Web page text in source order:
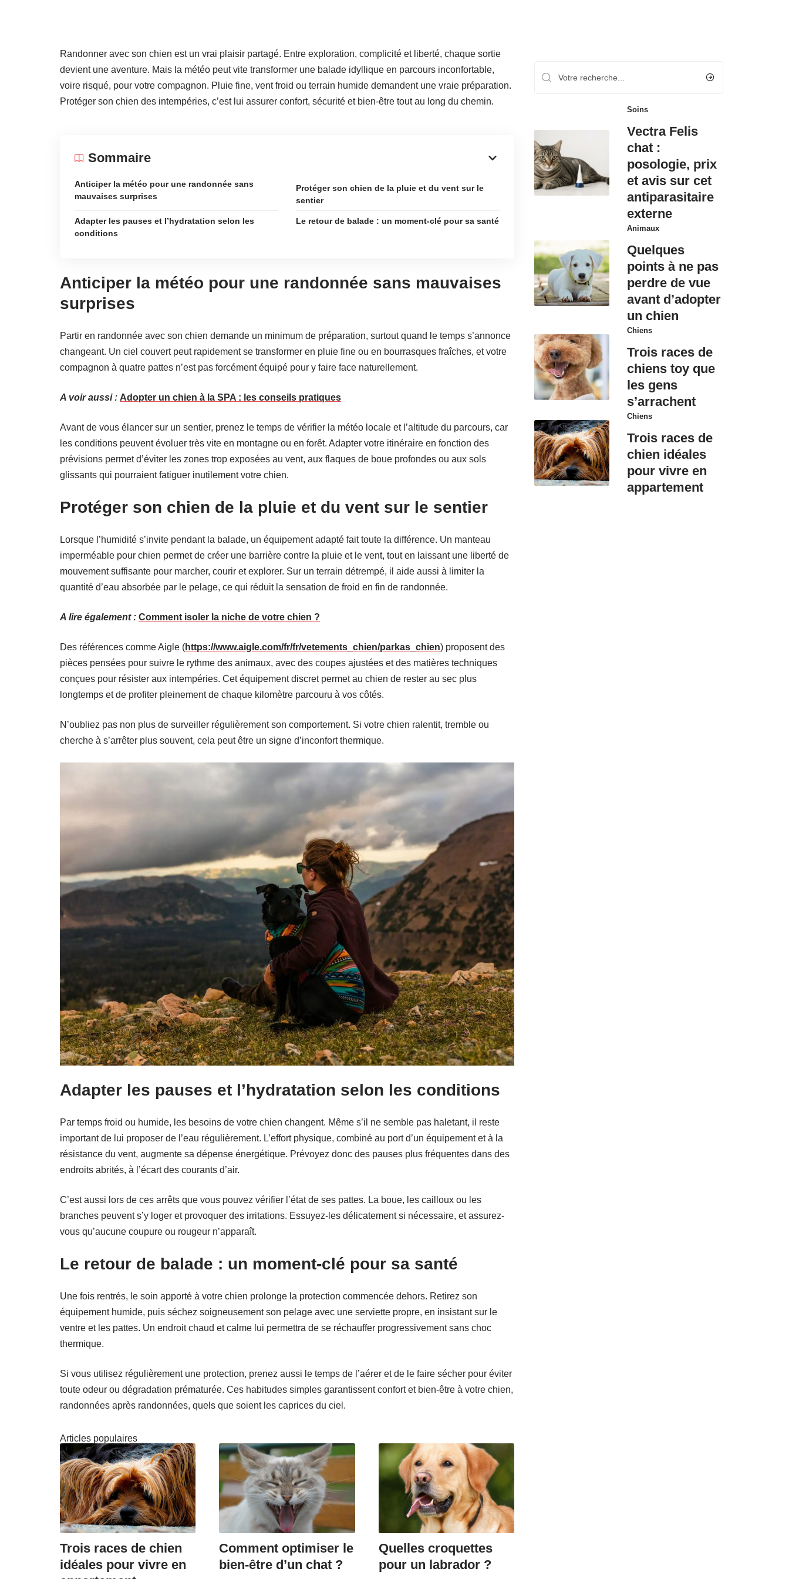
Randonner avec son chien est un vrai plaisir partagé. Entre exploration, complicité et liberté, chaque sortie
devient une aventure. Mais la météo peut vite transformer une balade idyllique en parcours inconfortable,
voire risqué, pour votre compagnon. Pluie fine, vent froid ou terrain humide demandent une vraie préparation.
Protéger son chien des intempéries, c’est lui assurer confort, sécurité et bien-être tout au long du chemin.
Sommaire
Anticiper la météo pour une randonnée sans
mauvaises surprises
Protéger son chien de la pluie et du vent sur le
sentier
Adapter les pauses et l’hydratation selon les
conditions
Le retour de balade : un moment-clé pour sa santé
Anticiper la météo pour une randonnée sans mauvaises
surprises
Partir en randonnée avec son chien demande un minimum de préparation, surtout quand le temps s’annonce
changeant. Un ciel couvert peut rapidement se transformer en pluie fine ou en bourrasques fraîches, et votre
compagnon à quatre pattes n’est pas forcément équipé pour y faire face naturellement.
A voir aussi : Adopter un chien à la SPA : les conseils pratiques
Avant de vous élancer sur un sentier, prenez le temps de vérifier la météo locale et l’altitude du parcours, car
les conditions peuvent évoluer très vite en montagne ou en forêt. Adapter votre itinéraire en fonction des
prévisions permet d’éviter les zones trop exposées au vent, aux flaques de boue profondes ou aux sols
glissants qui pourraient fatiguer inutilement votre chien.
Protéger son chien de la pluie et du vent sur le sentier
Lorsque l’humidité s’invite pendant la balade, un équipement adapté fait toute la différence. Un manteau
imperméable pour chien permet de créer une barrière contre la pluie et le vent, tout en laissant une liberté de
mouvement suffisante pour marcher, courir et explorer. Sur un terrain détrempé, il aide aussi à limiter la
quantité d’eau absorbée par le pelage, ce qui réduit la sensation de froid en fin de randonnée.
A lire également : Comment isoler la niche de votre chien ?
Des références comme Aigle (https://www.aigle.com/fr/fr/vetements_chien/parkas_chien) proposent des
pièces pensées pour suivre le rythme des animaux, avec des coupes ajustées et des matières techniques
conçues pour résister aux intempéries. Cet équipement discret permet au chien de rester au sec plus
longtemps et de profiter pleinement de chaque kilomètre parcouru à vos côtés.
N’oubliez pas non plus de surveiller régulièrement son comportement. Si votre chien ralentit, tremble ou
cherche à s’arrêter plus souvent, cela peut être un signe d’inconfort thermique.
Adapter les pauses et l’hydratation selon les conditions
Par temps froid ou humide, les besoins de votre chien changent. Même s’il ne semble pas haletant, il reste
important de lui proposer de l’eau régulièrement. L’effort physique, combiné au port d’un équipement et à la
résistance du vent, augmente sa dépense énergétique. Prévoyez donc des pauses plus fréquentes dans des
endroits abrités, à l’écart des courants d’air.
C’est aussi lors de ces arrêts que vous pouvez vérifier l’état de ses pattes. La boue, les cailloux ou les
branches peuvent s’y loger et provoquer des irritations. Essuyez-les délicatement si nécessaire, et assurez-
vous qu’aucune coupure ou rougeur n’apparaît.
Le retour de balade : un moment-clé pour sa santé
Une fois rentrés, le soin apporté à votre chien prolonge la protection commencée dehors. Retirez son
équipement humide, puis séchez soigneusement son pelage avec une serviette propre, en insistant sur le
ventre et les pattes. Un endroit chaud et calme lui permettra de se réchauffer progressivement sans choc
thermique.
Si vous utilisez régulièrement une protection, prenez aussi le temps de l’aérer et de le faire sécher pour éviter
toute odeur ou dégradation prématurée. Ces habitudes simples garantissent confort et bien-être à votre chien,
randonnées après randonnées, quels que soient les caprices du ciel.
Articles populaires
Trois races de chien
idéales pour vivre en
Comment optimiser le
bien-être d’un chat ?
Quelles croquettes
pour un labrador ?
Soins
Vectra Felis
chat :
posologie, prix
et avis sur cet
antiparasitaire
externe
Animaux
Quelques
points à ne pas
perdre de vue
avant d’adopter
un chien
Chiens
Trois races de
chiens toy que
les gens
s’arrachent
Chiens
Trois races de
chien idéales
pour vivre en
appartement